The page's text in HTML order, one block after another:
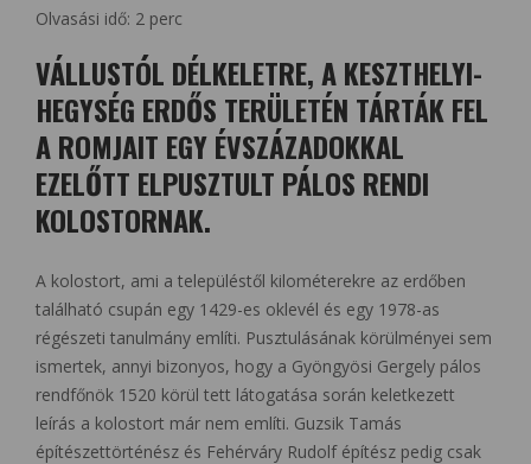
Olvasási idő: 2 perc
VÁLLUSTÓL DÉLKELETRE, A KESZTHELYI-
HEGYSÉG ERDŐS TERÜLETÉN TÁRTÁK FEL
A ROMJAIT EGY ÉVSZÁZADOKKAL
EZELŐTT ELPUSZTULT PÁLOS RENDI
KOLOSTORNAK.
A kolostort, ami a településtől kilométerekre az erdőben
található csupán egy 1429-es oklevél és egy 1978-as
régészeti tanulmány említi. Pusztulásának körülményei sem
ismertek, annyi bizonyos, hogy a Gyöngyösi Gergely pálos
rendfőnök 1520 körül tett látogatása során keletkezett
leírás a kolostort már nem említi. Guzsik Tamás
építészettörténész és Fehérváry Rudolf építész pedig csak